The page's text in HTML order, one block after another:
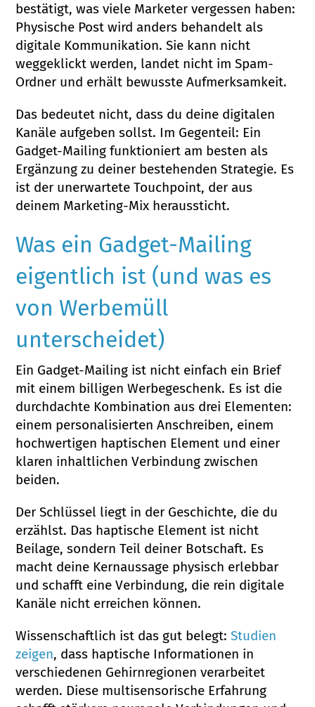
bestätigt, was viele Marketer vergessen haben:
Physische Post wird anders behandelt als
digitale Kommunikation. Sie kann nicht
weggeklickt werden, landet nicht im Spam-
Ordner und erhält bewusste Aufmerksamkeit.
Das bedeutet nicht, dass du deine digitalen
Kanäle aufgeben sollst. Im Gegenteil: Ein
Gadget-Mailing funktioniert am besten als
Ergänzung zu deiner bestehenden Strategie. Es
ist der unerwartete Touchpoint, der aus
deinem Marketing-Mix heraussticht.
Was ein Gadget-Mailing
eigentlich ist (und was es
von Werbemüll
unterscheidet)
Ein Gadget-Mailing ist nicht einfach ein Brief
mit einem billigen Werbegeschenk. Es ist die
durchdachte Kombination aus drei Elementen:
einem personalisierten Anschreiben, einem
hochwertigen haptischen Element und einer
klaren inhaltlichen Verbindung zwischen
beiden.
Der Schlüssel liegt in der Geschichte, die du
erzählst. Das haptische Element ist nicht
Beilage, sondern Teil deiner Botschaft. Es
macht deine Kernaussage physisch erlebbar
und schafft eine Verbindung, die rein digitale
Kanäle nicht erreichen können.
Wissenschaftlich ist das gut belegt:Studien
zeigen, dass haptische Informationen in
verschiedenen Gehirnregionen verarbeitet
werden. Diese multisensorische Erfahrung